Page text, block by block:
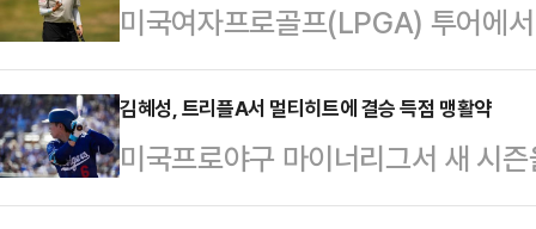
미국여자프로골프(LPGA) 투어에
에서도 승리를 거뒀다.김효주는 4
섀도 크리크 골프코스(파72)에서
레이’ 조별리그 2차전서 덴마크의
를 따냈다.전날 베일리 타디(미국)
김혜성, 트리플A서 멀티히트에 결승 득점 맹활약
미국프로야구 마이너리그서 새 시
휘두르며 팀 승리를 견인했다.로스